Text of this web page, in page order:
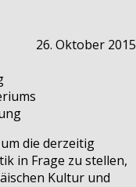
26. Oktober 2015
die derzeitig
in Frage zu stellen,
Kultur und